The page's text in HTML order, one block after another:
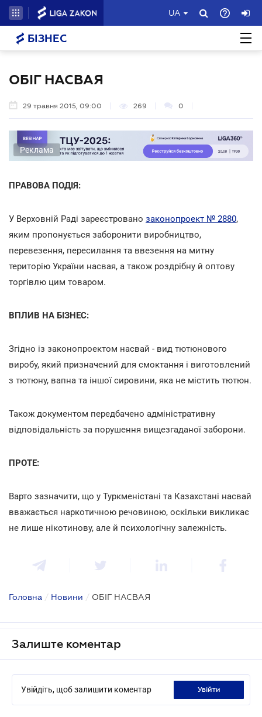
UA
БІЗНЕС
ОБІГ НАСВАЯ
29 травня 2015, 09:00 269 0
Реклама
ПРАВОВА ПОДІЯ:
У Верховній Раді зареєстровано законопроект № 2880,
яким пропонується заборонити виробництво,
перевезення, пересилання та ввезення на митну
територію України насвая, а також роздрібну й оптову
торгівлю цим товаром.
ВПЛИВ НА БІЗНЕС:
Згідно із законопроектом насвай - вид тютюнового
виробу, який призначений для смоктання і виготовлений
з тютюну, вапна та іншої сировини, яка не містить тютюн.
Також документом передбачено адміністративну
відповідальність за порушення вищезгаданої заборони.
ПРОТЕ:
Варто зазначити, що у Туркменістані та Казахстані насвай
вважається наркотичною речовиною, оскільки викликає
не лише нікотинову, але й психологічну залежність.
Головна / Новини / ОБІГ НАСВАЯ
Залиште коментар
Увійдіть, щоб залишити коментар увійти